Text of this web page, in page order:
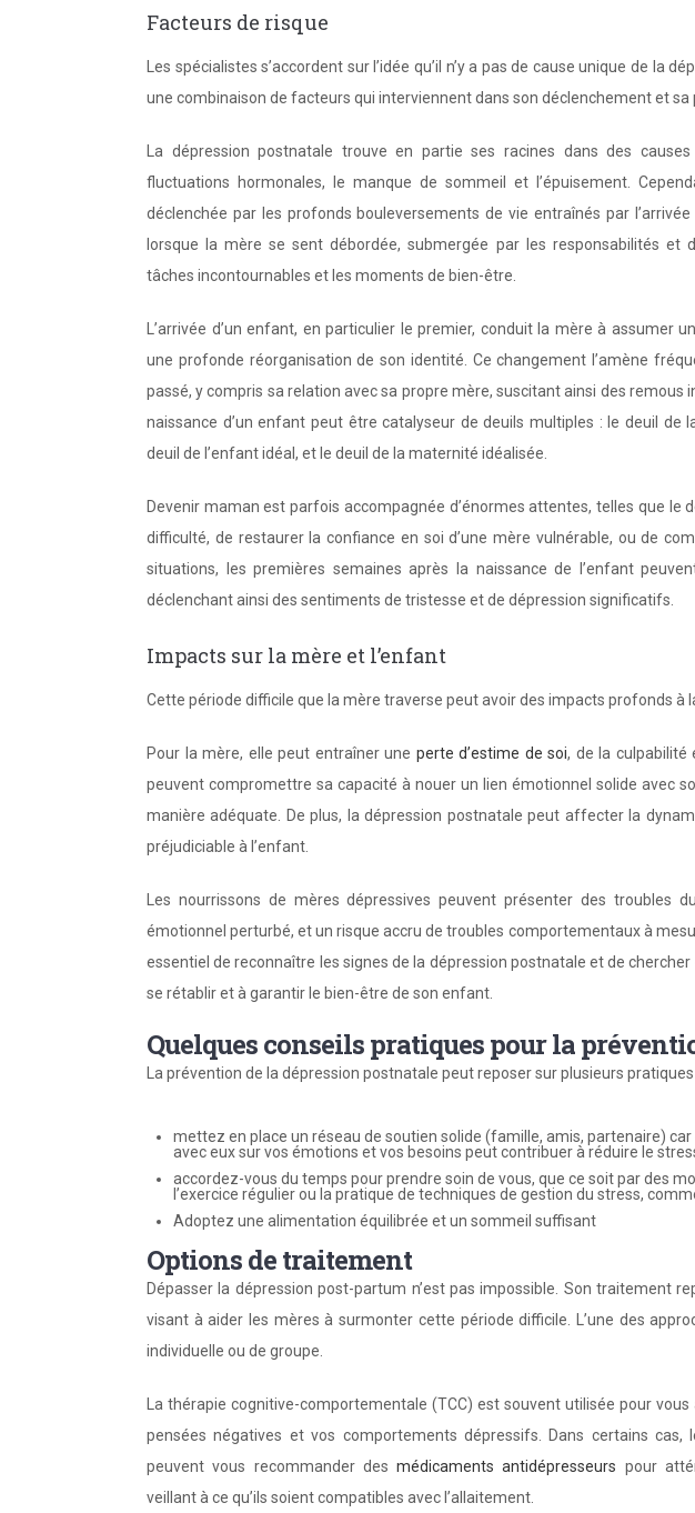
Facteurs de risque
Les spécialistes s’accordent sur l’idée qu’il n’y a pas de cause unique de la
une combinaison de facteurs qui interviennent dans son déclenchement et sa
La dépression postnatale trouve en partie ses racines dans des
fluctuations hormonales, le manque de sommeil et l’épuisement.
déclenchée par les profonds bouleversements de vie entraînés par
lorsque la mère se sent débordée, submergée par les responsabilités et
tâches incontournables et les moments de bien-être.
L’arrivée d’un enfant, en particulier le premier, conduit la mère à assumer
une profonde réorganisation de son identité. Ce changement l’amène
passé, y compris sa relation avec sa propre mère, suscitant ainsi des remous
naissance d’un enfant peut être catalyseur de deuils multiples : le deuil de
deuil de l’enfant idéal, et le deuil de la maternité idéalisée.
Devenir maman est parfois accompagnée d’énormes attentes, telles que le
difficulté, de restaurer la confiance en soi d’une mère vulnérable, ou de
situations, les premières semaines après la naissance de l’enfant
déclenchant ainsi des sentiments de tristesse et de dépression significatifs.
Impacts sur la mère et l’enfant
Cette période difficile que la mère traverse peut avoir des impacts profonds à
Pour la mère, elle peut entraîner une perte d’estime de soi, de la culpabilité
peuvent compromettre sa capacité à nouer un lien émotionnel solide avec
manière adéquate. De plus, la dépression postnatale peut affecter la
préjudiciable à l’enfant.
Les nourrissons de mères dépressives peuvent présenter des troubles
émotionnel perturbé, et un risque accru de troubles comportementaux à
essentiel de reconnaître les signes de la dépression postnatale et de
se rétablir et à garantir le bien-être de son enfant.
Quelques conseils pratiques pour la
La prévention de la dépression postnatale peut reposer sur plusieurs
mettez en place un réseau de soutien solide (famille, amis, partenaire)
avec eux sur vos émotions et vos besoins peut contribuer à réduire le
accordez-vous du temps pour prendre soin de vous, que ce soit par des
l’exercice régulier ou la pratique de techniques de gestion du stress,
Adoptez une alimentation équilibrée et un sommeil suffisant
Options de traitement
Dépasser la dépression post-partum n’est pas impossible. Son traitement
visant à aider les mères à surmonter cette période difficile. L’une des
individuelle ou de groupe.
La thérapie cognitive-comportementale (TCC) est souvent utilisée pour
pensées négatives et vos comportements dépressifs. Dans certains cas,
peuvent vous recommander desmédicaments antidépresseurs pour
veillant à ce qu’ils soient compatibles avec l’allaitement.